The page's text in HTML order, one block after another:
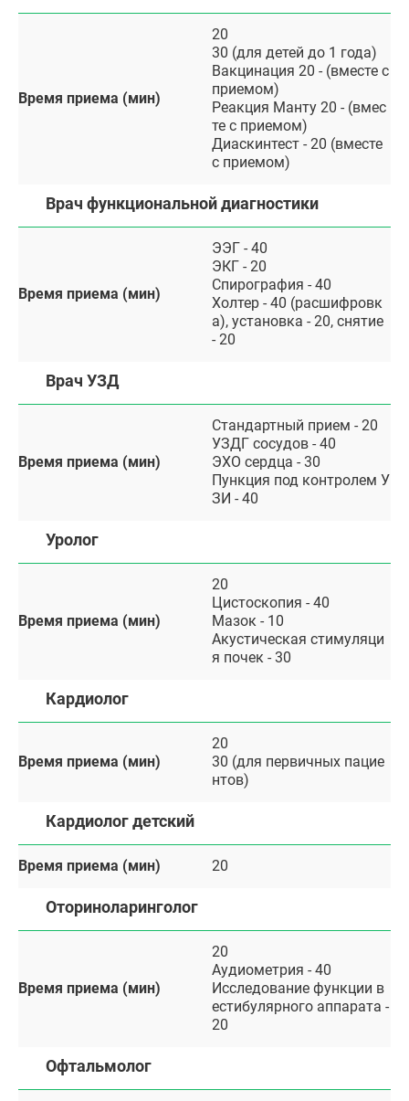
Время приема (мин)
20
30 (для детей до 1 года)
Вакцинация 20 - (вместе с
приемом)
Реакция Манту 20 - (вмес
те с приемом)
Диаскинтест - 20 (вместе
с приемом)
Врач функциональной диагностики
Время приема (мин)
ЭЭГ - 40
ЭКГ - 20
Спирография - 40
Холтер - 40 (расшифровк
а), установка - 20, снятие
- 20
Врач УЗД
Время приема (мин)
Стандартный прием - 20
УЗДГ сосудов - 40
ЭХО сердца - 30
Пункция под контролем У
ЗИ - 40
Уролог
Время приема (мин)
20
Цистоскопия - 40
Мазок - 10
Акустическая стимуляци
я почек - 30
Кардиолог
Время приема (мин)
20
30 (для первичных пацие
нтов)
Кардиолог детский
Время приема (мин) 20
Оториноларинголог
Время приема (мин)
20
Аудиометрия - 40
Исследование функции в
естибулярного аппарата -
20
Офтальмолог